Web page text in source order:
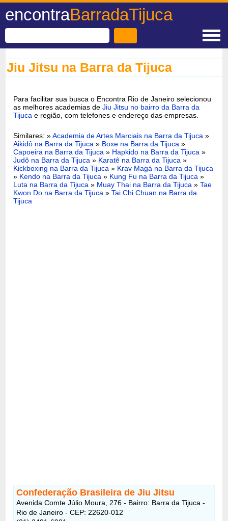
encontraBarradaTijuca
Jiu Jitsu na Barra da Tijuca
Para facilitar sua busca o Encontra Rio de Janeiro selecionou
as melhores academias deJiu Jitsu no bairro da Barra da
Tijuca e região, com telefones e endereço das empresas.
Similares: »Academia de Artes Marciais na Barra da Tijuca »
Aikidô na Barra da Tijuca » Boxe na Barra da Tijuca »
Capoeira na Barra da Tijuca » Hapkido na Barra da Tijuca »
Judô na Barra da Tijuca » Karatê na Barra da Tijuca »
Kickboxing na Barra da Tijuca » Krav Magá na Barra da Tijuca
» Kendo na Barra da Tijuca » Kung Fu na Barra da Tijuca »
Luta na Barra da Tijuca » Muay Thai na Barra da Tijuca »Tae
Kwon Do na Barra da Tijuca »Tai Chi Chuan na Barra da
Tijuca
Confederação Brasileira de Jiu Jitsu
Avenida Comte Júlio Moura, 276 - Bairro: Barra da Tijuca -
Rio de Janeiro - CEP: 22620-012